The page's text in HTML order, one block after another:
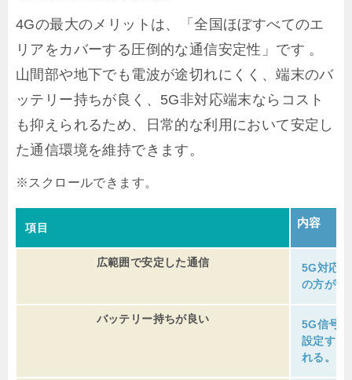
4Gの最大のメリットは、「全国ほぼすべてのエ
リアをカバーする圧倒的な通信安定性」です 。
山間部や地下でも電波が途切れにくく、端末のバ
ッテリー持ちが良く、5G非対応端末ならコスト
も抑えられるため、日常的な利用において安定し
た通信環境を維持できます。
項目 内容
広範囲で安定した通信
5G対応
の方が繋
バッテリー持ちが良い
5G信号
設定する
れる。